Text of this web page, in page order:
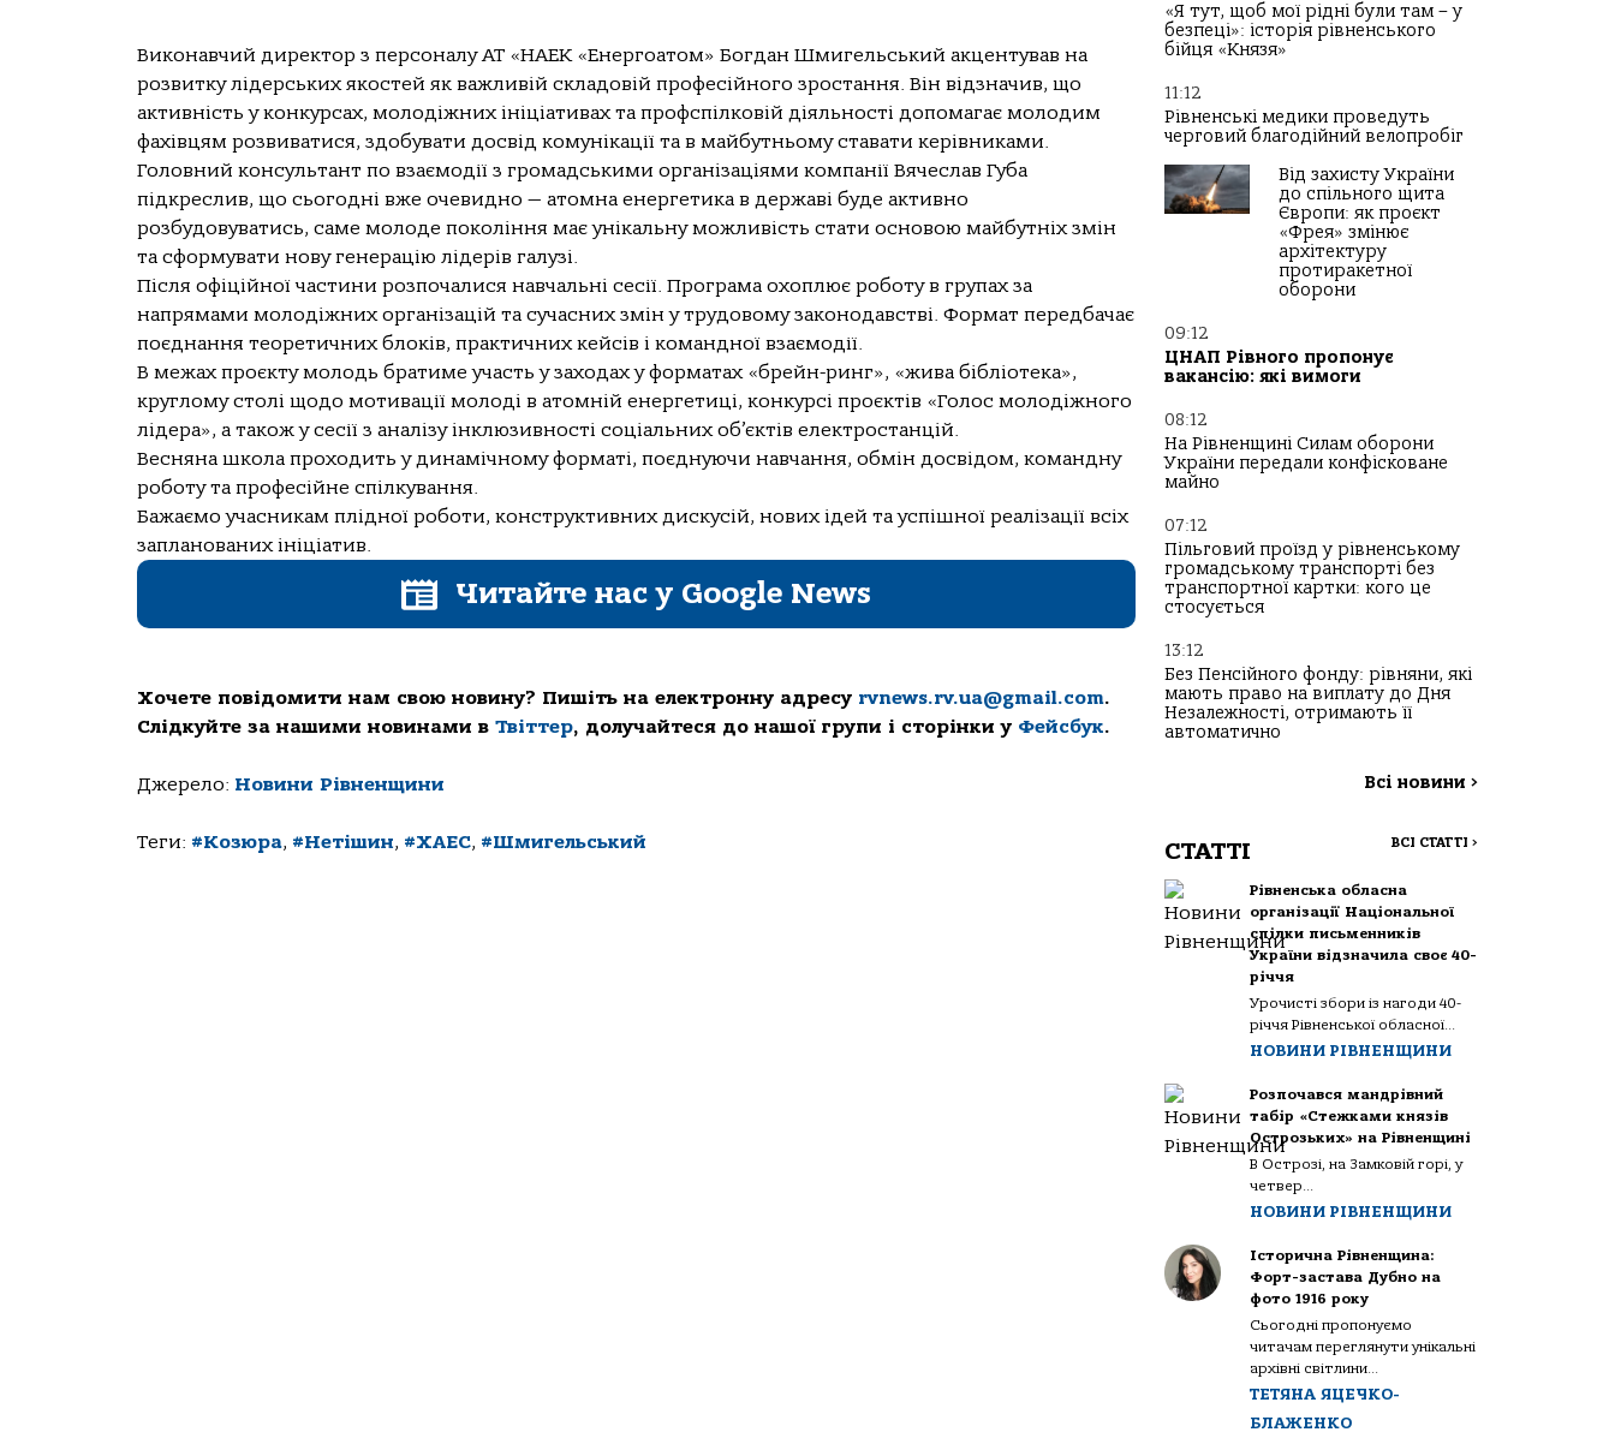
Виконавчий директор з персоналу АТ «НАЕК «Енергоатом» Богдан Шмигельський акцентував на
розвитку лідерських якостей як важливій складовій професійного зростання. Він відзначив, що
активність у конкурсах, молодіжних ініціативах та профспілковій діяльності допомагає молодим
фахівцям розвиватися, здобувати досвід комунікації та в майбутньому ставати керівниками.
Головний консультант по взаємодії з громадськими організаціями компанії Вячеслав Губа
підкреслив, що сьогодні вже очевидно — атомна енергетика в державі буде активно
розбудовуватись, саме молоде покоління має унікальну можливість стати основою майбутніх змін
та сформувати нову генерацію лідерів галузі.
Після офіційної частини розпочалися навчальні сесії. Програма охоплює роботу в групах за
напрямами молодіжних організацій та сучасних змін у трудовому законодавстві. Формат передбачає
поєднання теоретичних блоків, практичних кейсів і командної взаємодії.
В межах проєкту молодь братиме участь у заходах у форматах «брейн-ринг», «жива бібліотека»,
круглому столі щодо мотивації молоді в атомній енергетиці, конкурсі проєктів «Голос молодіжного
лідера», а також у сесії з аналізу інклюзивності соціальних об’єктів електростанцій.
Весняна школа проходить у динамічному форматі, поєднуючи навчання, обмін досвідом, командну
роботу та професійне спілкування.
Бажаємо учасникам плідної роботи, конструктивних дискусій, нових ідей та успішної реалізації всіх
запланованих ініціатив.
Читайте нас у Google News
Хочете повідомити нам свою новину? Пишіть на електронну адресу rvnews.rv.ua@gmail.com.
Слідкуйте за нашими новинами в Твіттер, долучайтеся до нашої групи і сторінки у Фейсбук.
Джерело: Новини Рівненщини
Теги: #Козюра, #Нетішин, #ХАЕС, #Шмигельський
«Я тут, щоб мої рідні були там – у
безпеці»: історія рівненського
бійця «Князя»
11:12
Рівненські медики проведуть
черговий благодійний велопробіг
Від захисту України
до спільного щита
Європи: як проєкт
«Фрея» змінює
архітектуру
протиракетної
оборони
09:12
ЦНАП Рівного пропонує
вакансію: які вимоги
08:12
На Рівненщині Силам оборони
України передали конфісковане
майно
07:12
Пільговий проїзд у рівненському
громадському транспорті без
транспортної картки: кого це
стосується
13:12
Без Пенсійного фонду: рівняни, які
мають право на виплату до Дня
Незалежності, отримають її
автоматично
Всі новини >
СТАТТІ ВСІ СТАТТІ >
Рівненська обласна
організації Національної
спілки письменників
України відзначила своє 40-
річчя
Урочисті збори із нагоди 40-
річчя Рівненської обласної...
НОВИНИ РІВНЕНЩИНИ
Розпочався мандрівний
табір «Стежками князів
Острозьких» на Рівненщині
В Острозі, на Замковій горі, у
четвер...
НОВИНИ РІВНЕНЩИНИ
Історична Рівненщина:
Форт-застава Дубно на
фото 1916 року
Сьогодні пропонуємо
читачам переглянути унікальні
архівні світлини...
ТЕТЯНА ЯЦЕЧКО-
БЛАЖЕНКО